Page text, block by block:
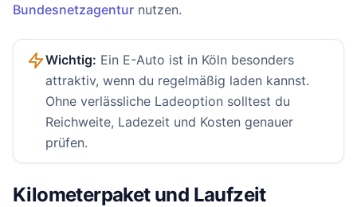
Bundesnetzagentur nutzen.
Wichtig: Ein E-Auto ist in Köln besonders
attraktiv, wenn du regelmäßig laden kannst.
Ohne verlässliche Ladeoption solltest du
Reichweite, Ladezeit und Kosten genauer
prüfen.
Kilometerpaket und Laufzeit